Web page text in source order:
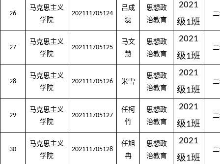
26
马克思主义
学院
202111705124
吕成
磊
思想政
治教育
2021
级1班
27
马克思主义
学院
202111705125
马文
慧
思想政
治教育
2021
级1班
28
马克思主义
学院
202111705126 米雪
思想政
治教育
2021
级1班
29
马克思主义
学院
202111705127
任柯
竹
思想政
治教育
2021
级1班
30
马克思主义
学院
202111705128
任旭
冉
思想政
治教育
2021
级1班